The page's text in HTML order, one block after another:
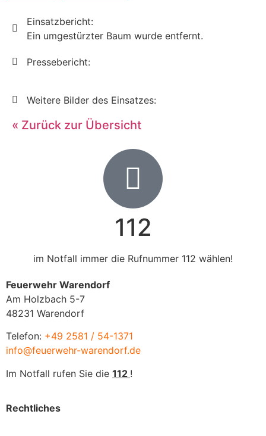
Einsatzbericht:
Ein umgestürzter Baum wurde entfernt.
Pressebericht:
Weitere Bilder des Einsatzes:
« Zurück zur Übersicht
112
im Notfall immer die Rufnummer 112 wählen!
Feuerwehr Warendorf
Am Holzbach 5-7
48231 Warendorf
Telefon: +49 2581 / 54-1371
info@feuerwehr-warendorf.de
Im Notfall rufen Sie die 112 !
Rechtliches